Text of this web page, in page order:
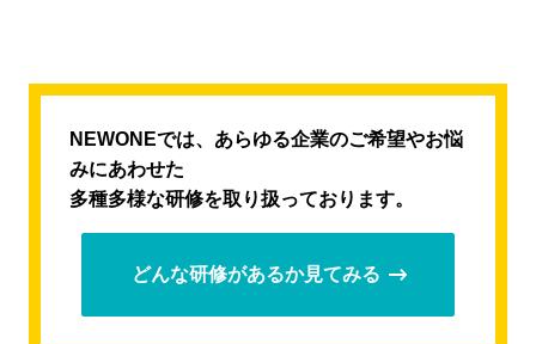
NEWONEでは、あらゆる企業のご希望やお悩
みにあわせた
多種多様な研修を取り扱っております。
どんな研修があるか見てみる